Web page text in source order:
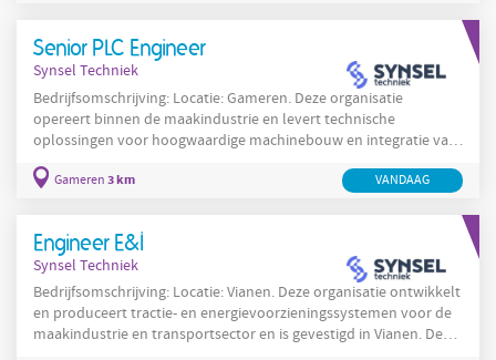
gegevensstromen inzichtelijk te maken, knelpunten te
Senior PLC Engineer
Synsel Techniek
Bedrijfsomschrijving: Locatie: Gameren. Deze organisatie
opereert binnen de maakindustrie en levert technische
oplossingen voor hoogwaardige machinebouw en integratie van
automatisering. De organisatie ontwikkelt en optimaliseert
productiesystemen die worden ingezet in industriële
multidisciplinaire teams aan projecten die besturingssoftware,
elektrotechnische
Gameren 3 km VANDAAG
Engineer E&I
Synsel Techniek
Bedrijfsomschrijving: Locatie: Vianen. Deze organisatie ontwikkelt
en produceert tractie- en energievoorzieningssystemen voor de
maakindustrie en transportsector en is gevestigd in Vianen. De